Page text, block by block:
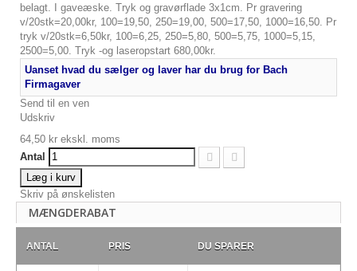
belagt. I gaveæske. Tryk og gravørflade 3x1cm. Pr gravering
v/20stk=20,00kr, 100=19,50, 250=19,00, 500=17,50, 1000=16,50. Pr
tryk v/20stk=6,50kr, 100=6,25, 250=5,80, 500=5,75, 1000=5,15,
2500=5,00. Tryk -og laseropstart 680,00kr.
Uanset hvad du sælger og laver har du brug for Bach
Firmagaver
Send til en ven
Udskriv
64,50 kr ekskl. moms
Antal
Læg i kurv
Skriv på ønskelisten
MÆNGDERABAT
ANTAL PRIS DU SPARER